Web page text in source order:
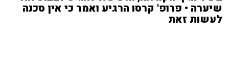
שיערה • פרופ' קרסו הרגיע ואמר כי אין סכנה
לעשות זאת